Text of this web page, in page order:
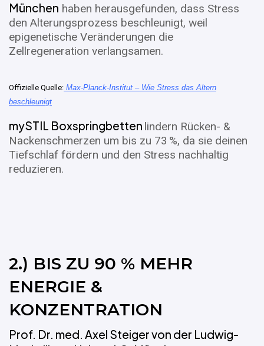
München haben herausgefunden, dass Stress
den Alterungsprozess beschleunigt, weil
epigenetische Veränderungen die
Zellregeneration verlangsamen.
Offizielle Quelle: Max-Planck-Institut – Wie Stress das Altern
beschleunigt
mySTIL Boxspringbetten lindern Rücken- &
Nackenschmerzen um bis zu 73 %, da sie deinen
Tiefschlaf fördern und den Stress nachhaltig
reduzieren.
2.) BIS ZU 90 % MEHR
ENERGIE &
KONZENTRATION
Prof. Dr. med. Axel Steiger von der Ludwig-